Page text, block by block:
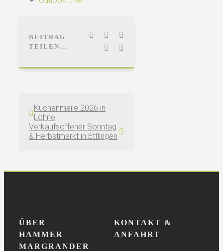
BEITRAG
TEILEN...
FacebookLinkedIn
Pinterest
Küchenmeile 2026 in
Löhne
Verkaufsoffener Sonntag
& Herbstmarkt in Ettlingen
ÜBER
HAMMER
MARGRANDER
KONTAKT &
ANFAHRT